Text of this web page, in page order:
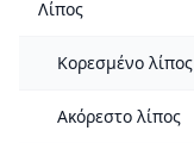
Λίπος
Κορεσμένο λίπος
Ακόρεστο λίπος